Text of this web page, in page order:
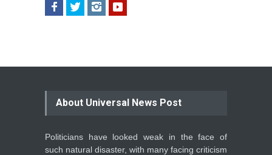
About Universal News Post
Politicians have looked weak in the face of
such natural disaster, with many facing criticism